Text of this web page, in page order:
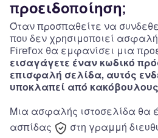
προειδοποίηση;
Όταν προσπαθείτε να
που δεν χρησιμοποιεί ασφαλή
Firefox θα εμφανίσει μια
εισαγάγετε έναν κωδικό
επισφαλή σελίδα, αυτός
υποκλαπεί από κακόβουλους
Μια ασφαλής ιστοσελίδα θα
ασπίδας
στη γραμμή